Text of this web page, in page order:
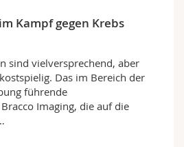
Kampf gegen Krebs
sind vielversprechend, aber
Das im Bereich der
führende
Imaging, die auf die